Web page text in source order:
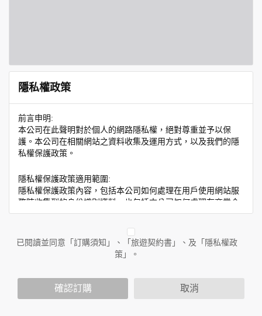
隱私權政策
前言申明:
本公司在此聲明對於個人的網路隱私權，絕對尊重並予以保
護。本公司在相關網站之資料收集及運用方式，以及我們的隱
私權保護政策。
隱私權保護政策適用範圍:
隱私權保護政策內容，包括本公司如何處理在用戶使用網站服
務時收集到的身份識別資料，也包括本公司如何處理在商業合
作與本公司合作時分享的任何身份識別資料。隱私權保護政策
人員。例如您透過本公司旗下網站上的廣告廠商連結，這些置
放連結的廠商也可能蒐集您個人的資料。對於您主動提供的個
人資訊，這些廣告廠商或連結網站有其個別的隱私權保護政
您個人在本網站上的聊天室或討論區中任意公開個人資料的行
已閱讀並同意「訂購須知」、「旅遊契約書」、及「隱私權政
策」。
確認訂購 取消